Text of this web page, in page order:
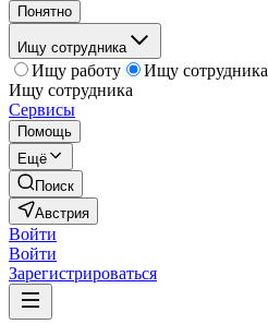
Понятно
Ищу сотрудника
Ищу работу
Ищу сотрудника
Ищу сотрудника
Сервисы
Помощь
Ещё
Поиск
Австрия
Войти
Войти
Зарегистрироваться